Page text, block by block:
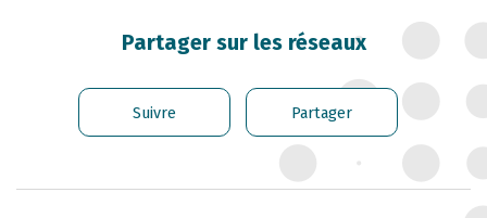
Partager sur les réseaux
Suivre Partager